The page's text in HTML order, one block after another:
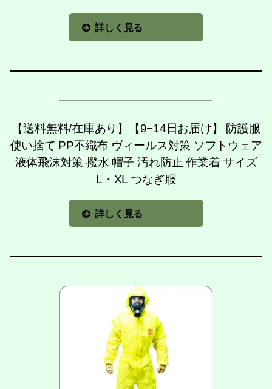
詳しく見る
【送料無料/在庫あり】【9−14日お届け】 防護服
使い捨て PP不織布 ヴィールス対策 ソフトウェア
液体飛沫対策 撥水 帽子 汚れ防止 作業着 サイズ
L・XL つなぎ服
詳しく見る